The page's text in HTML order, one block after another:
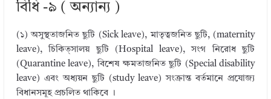
বিধি -৯ ( অন্যান্য )
(১) অসুস্থতাজনিত ছুটি (Sick leave), মাতৃত্বজনিত ছুটি, (maternity
leave), চিকিত্সালয় ছুটি (Hospital leave), সংগ নিরোধ ছুটি
(Quarantine leave), বিশেষ ক্ষমতাজনিত ছুটি (Special disability
leave) এবং অধ্যয়ন ছুটি (study leave) সংক্রান্ত বর্তমানে প্রযোজ্য
বিধানসমূহ প্রচলিত থাকিবে ।